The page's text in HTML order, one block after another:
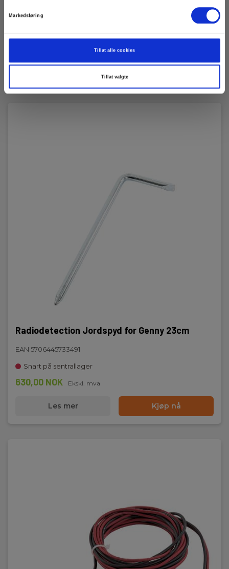
Markedsføring
Tillat alle cookies
Tillat valgte
EAN 5706445733484
Ekskl. mva
Radiodetection Jordspyd for Genny 23cm
EAN 5706445733491
Snart på sentrallager
630,00 NOK Ekskl. mva
Les mer Kjøp nå